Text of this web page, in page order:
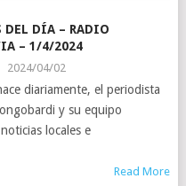
DEL DÍA – RADIO
– 1/4/2024
2024/04/02
diariamente, el periodista
y su equipo
locales e
Read More